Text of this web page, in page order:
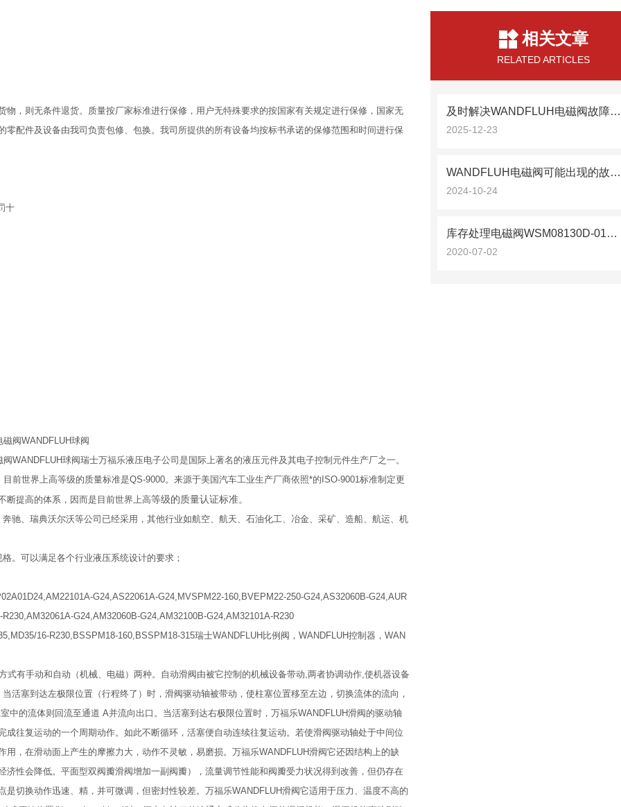
，则无条件退货。质量按厂家标准进行保修，用户无特殊要求的按国家有关规定进行保修，国家无
配件及设备由我司负责包修、包换。我司所提供的所有设备均按标书承诺的保修范围和时间进行保
十
阀WANDFLUH球阀
WANDFLUH球阀瑞士万福乐液压电子公司是国际上著名的液压元件及其电子控制元件生产厂之一。
前世界上高等级的质量标准是QS-9000。来源于美国汽车工业生产厂商依照*的ISO-9001标准制定更
断提高的体系，因而是目前世界上高等级的质量认证标准。
驰、瑞典沃尔沃等公司已经采用，其他行业如航空、航天、石油化工、冶金、采矿、造船、航运、机
可以满足各个行业液压系统设计的要求；
G24,AS22061A-G24,MVSPM22-160,BVEPM22-250-G24,AS32060B-G24,AUR
G24,AM32060B-G24,AM32100B-G24,AM32101A-R230
16-R230,BSSPM18-160,BSSPM18-315瑞士WANDFLUH比例阀，WANDFLUH控制器，WAN
式有手动和自动（机械、电磁）两种。自动滑阀由被它控制的机械设备带动,两者协调动作,使机器设备
活塞到达左极限位置（行程终了）时，滑阀驱动轴被带动，使柱塞位置移至左边，切换流体的流向，
中的流体则回流至通道 A并流向出口。当活塞到达右极限位置时，万福乐WANDFLUH滑阀的驱动轴
往复运动的一个周期动作。如此不断循环，活塞便自动连续往复运动。若使滑阀驱动轴处于中间位
，在滑动面上产生的摩擦力大，动作不灵敏，易磨损。万福乐WANDFLUH滑阀它还因结构上的缺
性会降低。平面型双阀瓣滑阀增加一副阀瓣），流量调节性能和阀瓣受力状况得到改善，但仍存在
切换动作迅速、精，并可微调，但密封性较差。万福乐WANDFLUH滑阀它适用于压力、温度不高的
相关文章
RELATED ARTICLES
及时解决WANDFLUH电磁阀故障是保障工艺连续性的关键
2025-12-23
WANDFLUH电磁阀可能出现的故障相应解决方法分享
2024-10-24
库存处理电磁阀WSM08130D-01M-C-N-24DG
2020-07-02